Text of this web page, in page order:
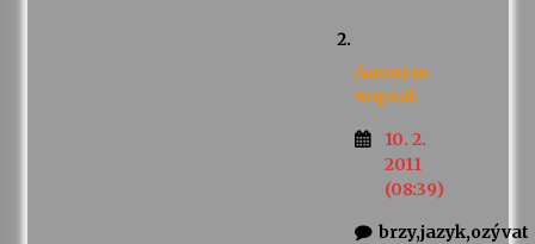
Anonym
napsal:
10. 2.
2011
(08:39)
brzy,jazyk,ozývat